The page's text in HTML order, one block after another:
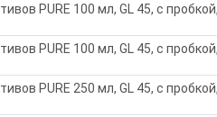
PURE 100 мл, GL 45, с
PURE 100 мл, GL 45, с
PURE 250 мл, GL 45, с